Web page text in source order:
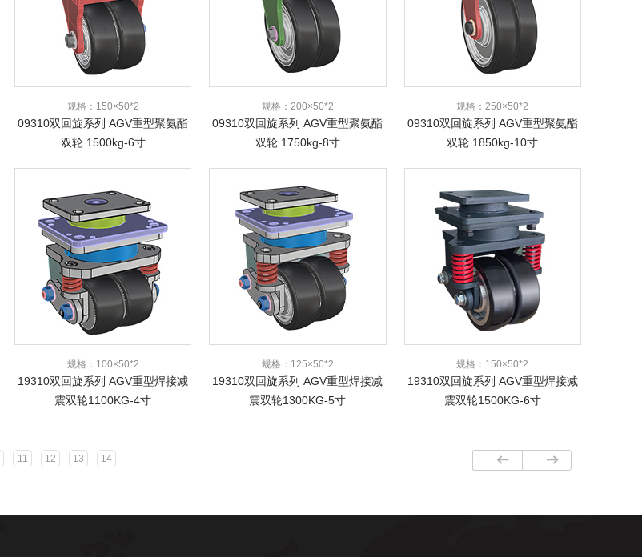
规格：150×50*2
09310双回旋系列 AGV重型聚氨酯
双轮 1500kg-6寸
规格：200×50*2
09310双回旋系列 AGV重型聚氨酯
双轮 1750kg-8寸
规格：250×50*2
09310双回旋系列 AGV重型聚氨酯
双轮 1850kg-10寸
规格：100×50*2
19310双回旋系列 AGV重型焊接减
震双轮1100KG-4寸
规格：125×50*2
19310双回旋系列 AGV重型焊接减
震双轮1300KG-5寸
规格：150×50*2
19310双回旋系列 AGV重型焊接减
震双轮1500KG-6寸
11 12 13 14